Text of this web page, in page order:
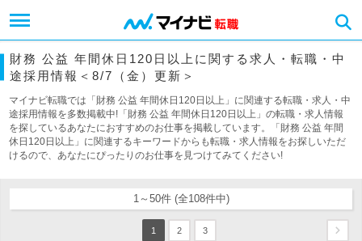
財務 公益 年間休日120日以上に関する求人・転職・中
途採用情報＜8/7（金）更新＞
マイナビ転職では「財務 公益 年間休日120日以上」に関連する転職・求人・中
途採用情報を多数掲載中!「財務 公益 年間休日120日以上」の転職・求人情報
を探しているあなたにおすすめのお仕事を掲載しています。「財務 公益 年間
休日120日以上」に関連するキーワードからも転職・求人情報をお探しいただ
けるので、あなたにぴったりのお仕事を見つけてみてください!
1～50件 (全108件中)
1 2 3